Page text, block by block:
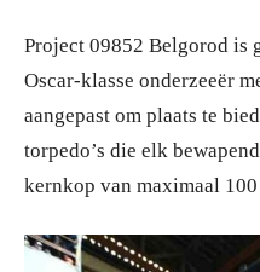
Project 09852 Belgorod is
Oscar-klasse onderzeeër
aangepast om plaats te
torpedo’s die elk
kernkop van maximaal 100